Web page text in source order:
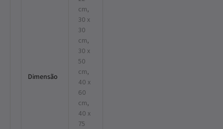
Dimensão
cm,
30 x
30
cm,
30 x
50
cm,
40 x
60
cm,
40 x
75